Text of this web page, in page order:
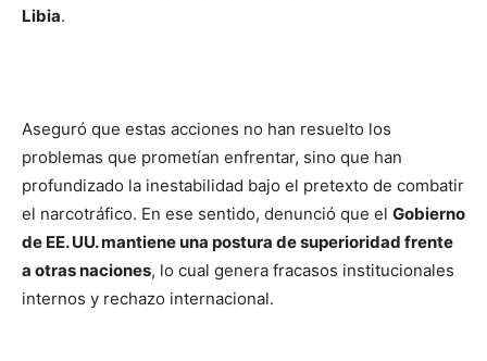
Libia.
Aseguró que estas acciones no han resuelto los
problemas que prometían enfrentar, sino que han
profundizado la inestabilidad bajo el pretexto de combatir
el narcotráfico. En ese sentido, denunció que el Gobierno
de EE. UU. mantiene una postura de superioridad frente
a otras naciones, lo cual genera fracasos institucionales
internos y rechazo internacional.